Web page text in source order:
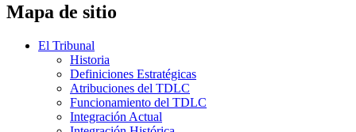
Mapa de sitio
El Tribunal
Historia
Definiciones Estratégicas
Atribuciones del TDLC
Funcionamiento del TDLC
Integración Actual